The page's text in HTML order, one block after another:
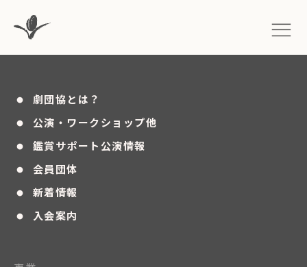
・ 劇団協とは？
・ 公演・ワークショップ他
・ 鑑賞サポート公演情報
・ 会員団体
・ 新着情報
・ 入会案内